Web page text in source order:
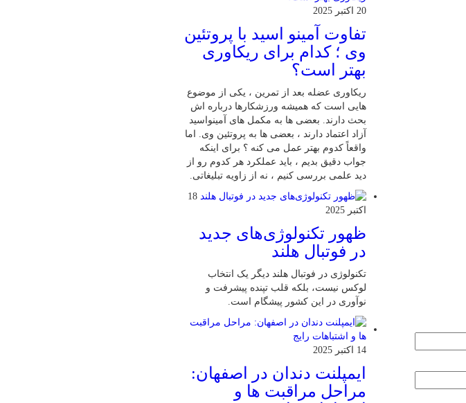
20 اکتبر 2025
تفاوت آمینو اسید با پروتئین
وی ؛ کدام برای ریکاوری
بهتر است؟
ریکاوری عضله بعد از تمرین ، یکی از موضوع‌
هایی‌ است که همیشه ورزشکارها درباره‌ اش
بحث دارند. بعضی‌ ها به مکمل‌ های آمینواسید
آزاد اعتماد دارند ، بعضی‌ ها به پروتئین وی. اما
واقعاً کدوم بهتر عمل می‌ کنه ؟ برای اینکه
جواب دقیق بدیم ، باید عملکرد هر کدوم رو از
دید علمی بررسی کنیم ، نه از زاویه تبلیغاتی.
18
اکتبر 2025
ظهور تکنولوژی‌های جدید
در فوتبال هلند
تکنولوژی در فوتبال هلند دیگر یک انتخاب
لوکس نیست، بلکه قلب تپنده پیشرفت و
نوآوری در این کشور پیشگام است.
14 اکتبر 2025
ایمپلنت دندان در اصفهان:
مراحل مراقبت ها و